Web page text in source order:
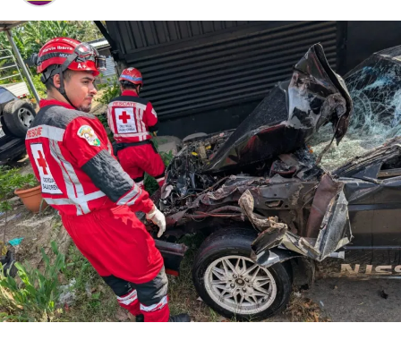
26 octubre, 2021
En «Nacionales»
RELATED TOPICS:
UP NEXT
Arzobispado de San Salvador reveló que sacerdote
investigado por supuestos delitos sexuales se suicidó
DON'T MISS
Condenan a seis años de prisión a hombre detenido con
marihuana en Tacachico